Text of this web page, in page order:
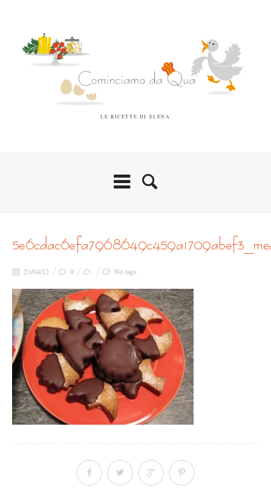
LE RICETTE DI ELENA
21/04/12 0 No tags